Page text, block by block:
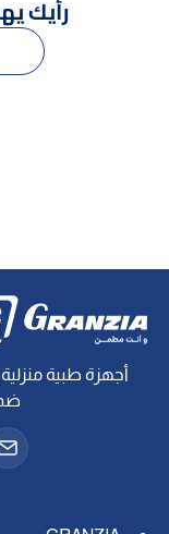
رأيك
أجهزة طبية